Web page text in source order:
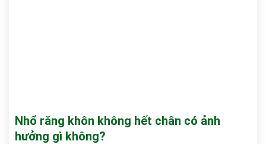
Nhổ răng khôn không hết chân có ảnh
hưởng gì không?